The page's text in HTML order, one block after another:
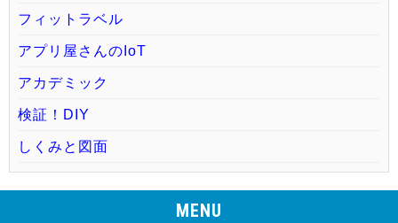
フィットラベル
アプリ屋さんのIoT
アカデミック
検証！DIY
しくみと図面
MENU